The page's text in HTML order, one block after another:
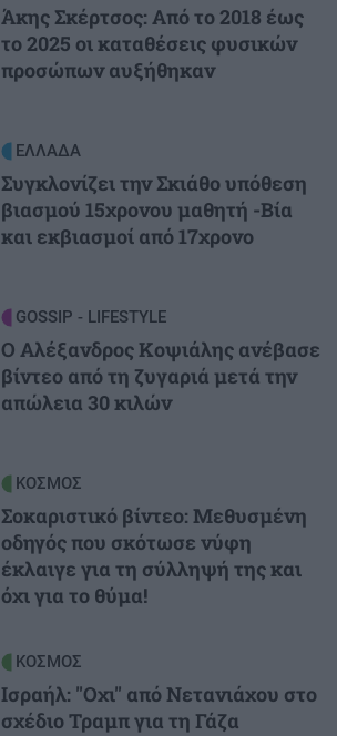
Άκης Σκέρτσος: Από το 2018 έως
το 2025 οι καταθέσεις φυσικών
προσώπων αυξήθηκαν
ΕΛΛΑΔΑ
Συγκλονίζει την Σκιάθο υπόθεση
βιασμού 15χρονου μαθητή -Βία
και εκβιασμοί από 17χρονο
GOSSIP - LIFESTYLE
Ο Αλέξανδρος Κοψιάλης ανέβασε
βίντεο από τη ζυγαριά μετά την
απώλεια 30 κιλών
ΚΟΣΜΟΣ
Σοκαριστικό βίντεο: Μεθυσμένη
οδηγός που σκότωσε νύφη
έκλαιγε για τη σύλληψή της και
όχι για το θύμα!
ΚΟΣΜΟΣ
Ισραήλ: "Οχι" από Νετανιάχου στο
σχέδιο Τραμπ για τη Γάζα